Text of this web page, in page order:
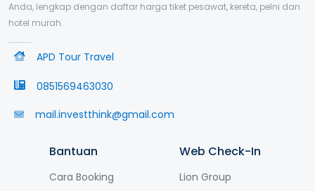
Anda, lengkap dengan daftar harga tiket pesawat, kereta, pelni dan
hotel murah.
APD Tour Travel
0851569463030
mail.investthink@gmail.com
Bantuan
Cara Booking
Web Check-In
Lion Group